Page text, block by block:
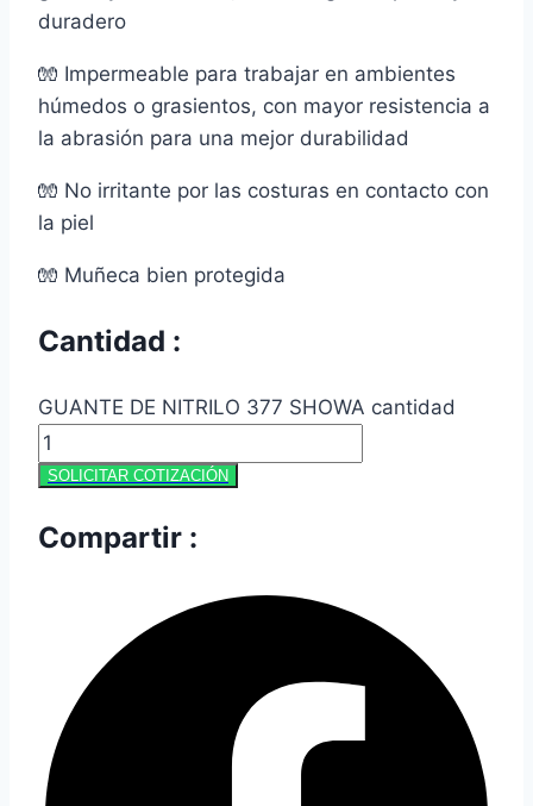
duradero
🧤 Impermeable para trabajar en ambientes
húmedos o grasientos, con mayor resistencia a
la abrasión para una mejor durabilidad
🧤 No irritante por las costuras en contacto con
la piel
🧤 Muñeca bien protegida
Cantidad :
SOLICITAR COTIZACIÓN
GUANTE DE NITRILO 377 SHOWA cantidad
Compartir :